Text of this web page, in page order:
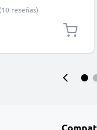
(10 reseñas)